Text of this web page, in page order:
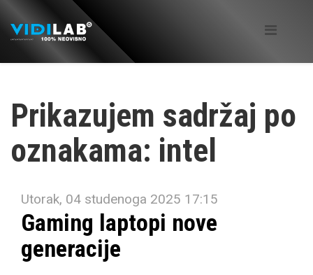
Prikazujem sadržaj po
oznakama: intel
Utorak, 04 studenoga 2025 17:15
Gaming laptopi nove
generacije